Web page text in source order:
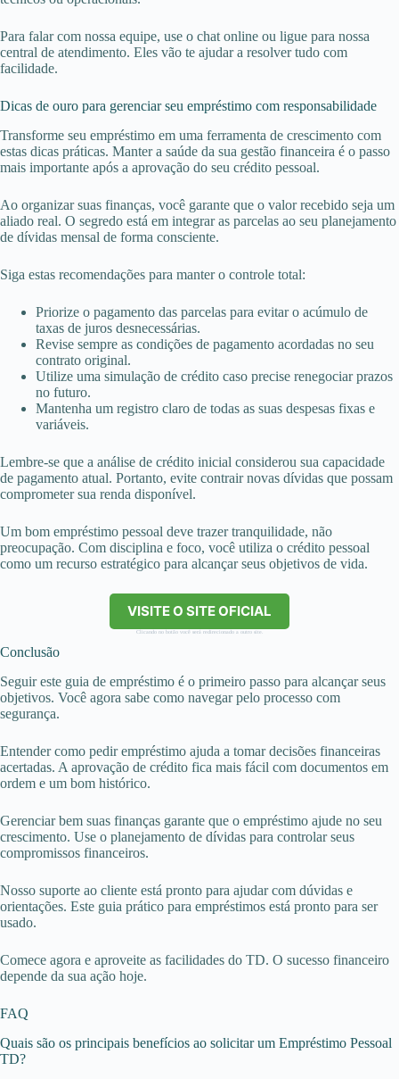
Para falar com nossa equipe, use o chat online ou ligue para nossa
central de atendimento. Eles vão te ajudar a resolver tudo com
facilidade.
Dicas de ouro para gerenciar seu empréstimo com responsabilidade
Transforme seu empréstimo em uma ferramenta de crescimento com
estas dicas práticas. Manter a saúde da sua gestão financeira é o passo
mais importante após a aprovação do seu crédito pessoal.
Ao organizar suas finanças, você garante que o valor recebido seja um
aliado real. O segredo está em integrar as parcelas ao seu planejamento
de dívidas mensal de forma consciente.
Siga estas recomendações para manter o controle total:
Priorize o pagamento das parcelas para evitar o acúmulo de
taxas de juros desnecessárias.
Revise sempre as condições de pagamento acordadas no seu
contrato original.
Utilize uma simulação de crédito caso precise renegociar prazos
no futuro.
Mantenha um registro claro de todas as suas despesas fixas e
variáveis.
Lembre-se que a análise de crédito inicial considerou sua capacidade
de pagamento atual. Portanto, evite contrair novas dívidas que possam
comprometer sua renda disponível.
Um bom empréstimo pessoal deve trazer tranquilidade, não
preocupação. Com disciplina e foco, você utiliza o crédito pessoal
como um recurso estratégico para alcançar seus objetivos de vida.
VISITE O SITE OFICIAL
Clicando no botão você será redirecionado a outro site.
Conclusão
Seguir este guia de empréstimo é o primeiro passo para alcançar seus
objetivos. Você agora sabe como navegar pelo processo com
segurança.
Entender como pedir empréstimo ajuda a tomar decisões financeiras
acertadas. A aprovação de crédito fica mais fácil com documentos em
ordem e um bom histórico.
Gerenciar bem suas finanças garante que o empréstimo ajude no seu
crescimento. Use o planejamento de dívidas para controlar seus
compromissos financeiros.
Nosso suporte ao cliente está pronto para ajudar com dúvidas e
orientações. Este guia prático para empréstimos está pronto para ser
usado.
Comece agora e aproveite as facilidades do TD. O sucesso financeiro
depende da sua ação hoje.
FAQ
Quais são os principais benefícios ao solicitar um Empréstimo Pessoal
TD?